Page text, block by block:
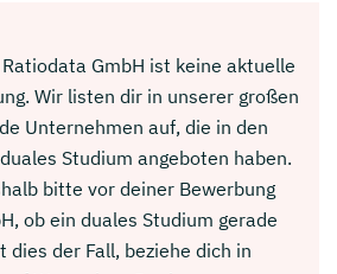
GmbH ist keine aktuelle
Wir listen dir in unserer großen
Unternehmen auf, die in den
Studium angeboten haben.
bitte vor deiner Bewerbung
ob ein duales Studium gerade
dies der Fall, beziehe dich in